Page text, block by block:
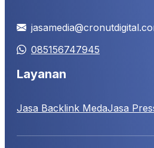
085156747945
Layanan
Jasa Backlink MedaJasa